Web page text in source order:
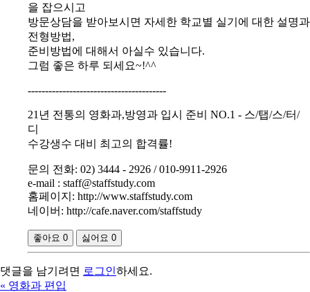
을 잡으시고
방문상담을 받아보시면 자세한 학교별 실기에 대한 설명과
전형방법,
준비방법에 대해서 아실수 있습니다.
그럼 좋은 하루 되세요~!^^
----------------------------------------
21년 전통의 영화과,방영과 입시 준비 NO.1 - 스/탭/스/터/
디
수강생수 대비 최고의 합격률!
문의 전화: 02) 3444 - 2926 / 010-9911-2926
e-mail : staff@staffstudy.com
홈페이지: http://www.staffstudy.com
네이버: http://cafe.naver.com/staffstudy
좋아요 0 싫어요 0
댓글을 남기려면 로그인하세요.
« 영화과 편입